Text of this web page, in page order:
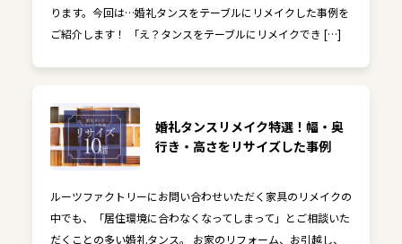
ります。今回は…婚礼タンスをテーブルにリメイクした事例を
ご紹介します！ 「え？タンスをテーブルにリメイクでき […]
婚礼タンスリメイク特選！幅・奥
行き・高さをリサイズした事例
ルーツファクトリーにお問い合わせいただく家具のリメイクの
中でも、「居住環境に合わなくなってしまって」とご相談いた
だくことの多い婚礼タンス。 お家のリフォーム、お引越し、